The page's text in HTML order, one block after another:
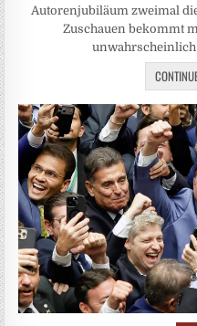
Autorenjubiläum zweimal
Zuschauen bekommt